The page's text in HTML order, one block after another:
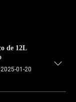
de 12L
2025-01-20